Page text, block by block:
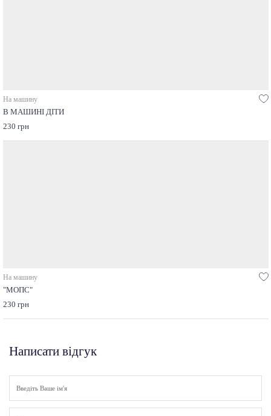
На машину
В МАШИНІ ДІТИ
230 грн
На машину
"МОПС"
230 грн
Написати відгук